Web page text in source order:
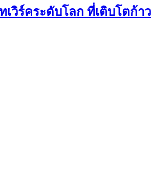
เวิร์คระดับโลก ที่เติบโตก้